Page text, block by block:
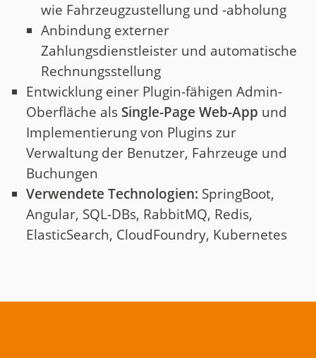
wie Fahrzeugzustellung und -abholung
Anbindung externer
Zahlungsdienstleister und automatische
Rechnungsstellung
Entwicklung einer Plugin-fähigen Admin-
Oberfläche als Single-Page Web-App und
Implementierung von Plugins zur
Verwaltung der Benutzer, Fahrzeuge und
Buchungen
Verwendete Technologien: SpringBoot,
Angular, SQL-DBs, RabbitMQ, Redis,
ElasticSearch, CloudFoundry, Kubernetes